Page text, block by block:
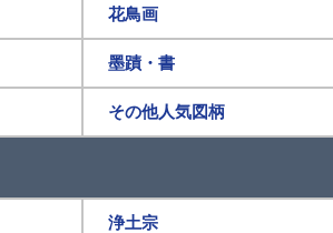
花鳥画
墨蹟・書
その他人気図柄
浄土宗